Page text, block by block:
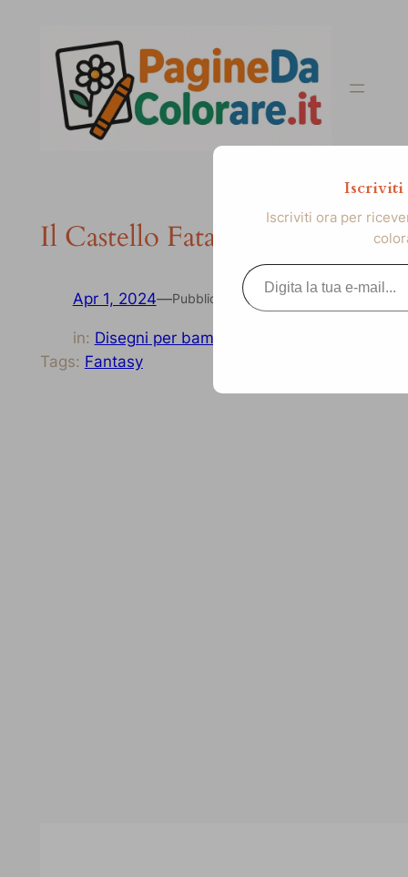
contenuto
Il Castello Fatato
Apr 1, 2024—Pubblicato
in: Disegni per bambini
Tags: Fantasy
Iscriviti
Iscriviti ora per
Digita la tua e-mail...